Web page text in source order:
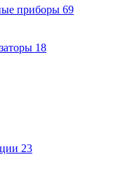
приборы 69
18
23